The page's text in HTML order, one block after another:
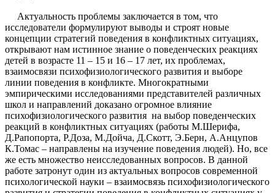
Актуальность проблемы заключается в том, что
исследователи формулируют выводы и строят новые
концепции стратегий поведения в конфликтных ситуациях,
открывают нам истинное знание о поведенческих реакциях
детей в возрасте 11 – 15 и 16 – 17 лет, их проблемах,
взаимосвязи психофизиологического развития и выборе
линии поведения в конфликте. Многократными
эмпирическими исследованиями представителей различных
школ и направлений доказано огромное влияние
психофизиологического развития на выбор поведенческих
реакций в конфликтных ситуациях (работы М.Шерифа,
Д.Рапопорта, Р.Доза, М.Дойча, Д.Скотт, Э.Берн, А.Анцупов
К.Томас – направлены на изучение поведения людей). Но, все
же есть множество неисследованных вопросов. В данной
работе затронут один из актуальных вопросов современной
психологической науки – взаимосвязь психофизиологического